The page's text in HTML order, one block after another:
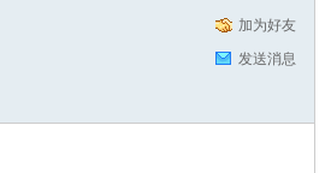
加为好友
发送消息